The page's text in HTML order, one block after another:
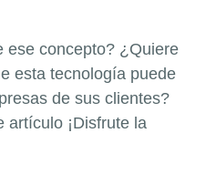
ese concepto? ¿Quiere
esta tecnología puede
de sus clientes?
artículo ¡Disfrute la